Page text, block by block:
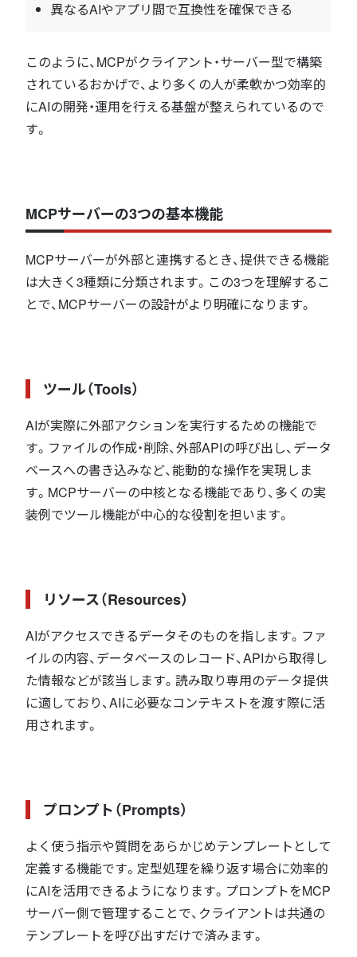
異なるAIやアプリ間で互換性を確保できる
このように、MCPがクライアント・サーバー型で構築
されているおかげで、より多くの人が柔軟かつ効率的
にAIの開発・運用を行える基盤が整えられているので
す。
MCPサーバーの3つの基本機能
MCPサーバーが外部と連携するとき、提供できる機能
は大きく3種類に分類されます。この3つを理解するこ
とで、MCPサーバーの設計がより明確になります。
ツール（Tools）
AIが実際に外部アクションを実行するための機能で
す。ファイルの作成・削除、外部APIの呼び出し、データ
ベースへの書き込みなど、能動的な操作を実現しま
す。MCPサーバーの中核となる機能であり、多くの実
装例でツール機能が中心的な役割を担います。
リソース（Resources）
AIがアクセスできるデータそのものを指します。ファ
イルの内容、データベースのレコード、APIから取得し
た情報などが該当します。読み取り専用のデータ提供
に適しており、AIに必要なコンテキストを渡す際に活
用されます。
プロンプト（Prompts）
よく使う指示や質問をあらかじめテンプレートとして
定義する機能です。定型処理を繰り返す場合に効率的
にAIを活用できるようになります。プロンプトをMCP
サーバー側で管理することで、クライアントは共通の
テンプレートを呼び出すだけで済みます。